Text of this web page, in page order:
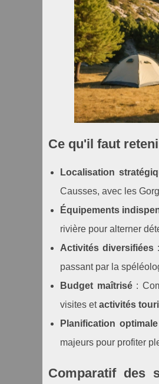
Ce qu'il faut
Localisation
Causses, avec les
Équipements
rivière pour alterner
Activités diversifiées
passant par la
Budget maîtrisé:
visites etactivités
Planification optimale
majeurs pour profiter
Comparatif des